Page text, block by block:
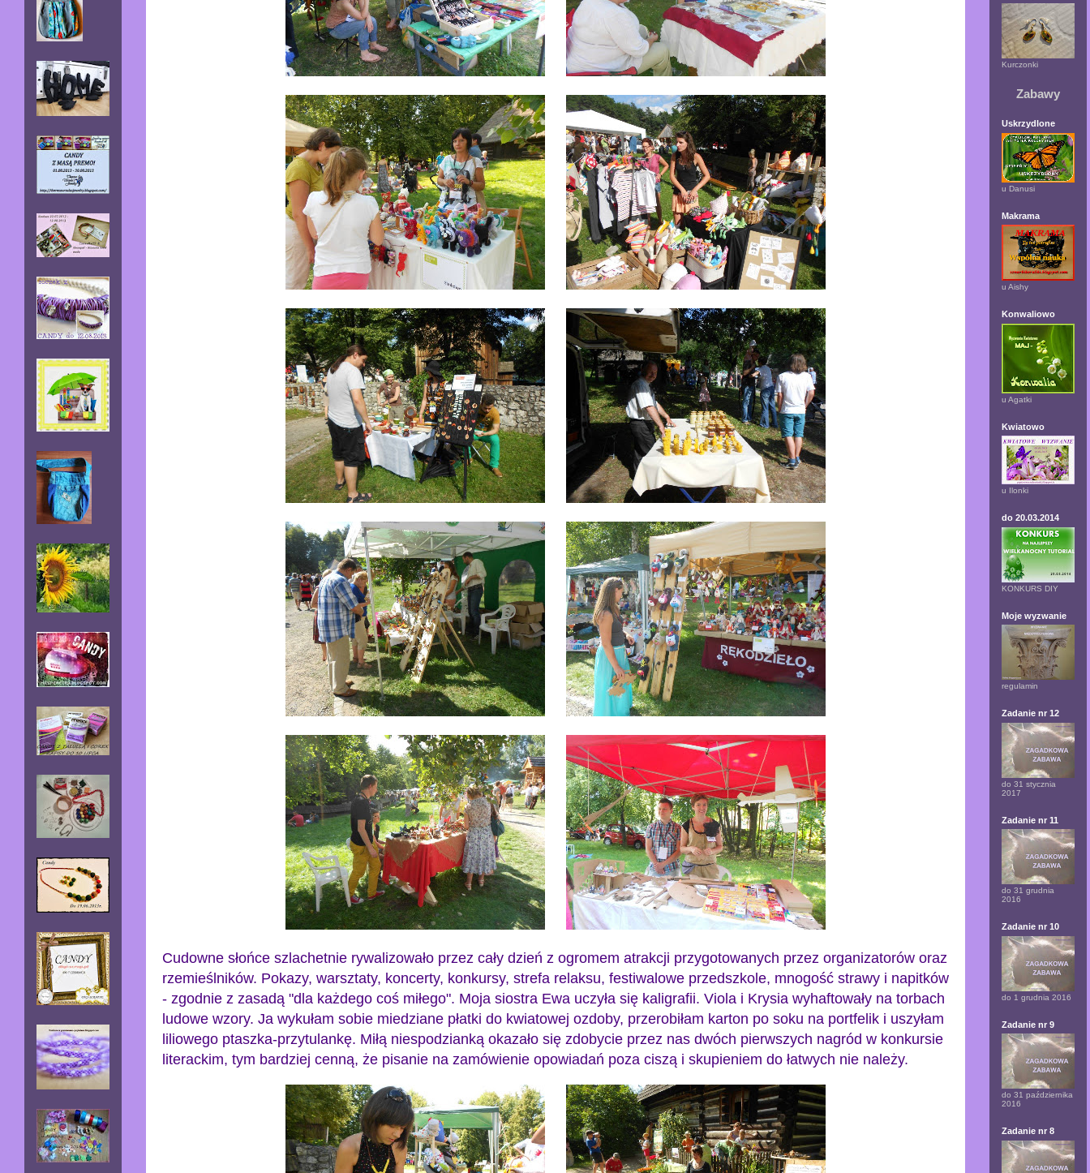
Cudowne słońce szlachetnie rywalizowało przez cały dzień z ogromem atrakcji przygotowanych przez organizatorów oraz
rzemieślników. Pokazy, warsztaty, koncerty, konkursy, strefa relaksu, festiwalowe przedszkole, mnogość strawy i napitków
- zgodnie z zasadą "dla każdego coś miłego". Moja siostra Ewa uczyła się kaligrafii. Viola i Krysia wyhaftowały na torbach
ludowe wzory. Ja wykułam sobie miedziane płatki do kwiatowej ozdoby, przerobiłam karton po soku na portfelik i uszyłam
liliowego ptaszka-przytulankę. Miłą niespodzianką okazało się zdobycie przez nas dwóch pierwszych nagród w konkursie
literackim, tym bardziej cenną, że pisanie na zamówienie opowiadań poza ciszą i skupieniem do łatwych nie należy.
Kurczonki
Zabawy
Uskrzydlone
u Danusi
Makrama
u Aishy
Konwaliowo
u Agatki
Kwiatowo
u Ilonki
do 20.03.2014
KONKURS DIY
Moje wyzwanie
regulamin
Zadanie nr 12
do 31 stycznia
2017
Zadanie nr 11
do 31 grudnia
2016
Zadanie nr 10
do 1 grudnia 2016
Zadanie nr 9
do 31 października
2016
Zadanie nr 8